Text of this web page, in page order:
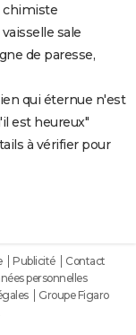
chimiste
sale
de paresse,
qui éternue n'est
est heureux"
à vérifier pour
Publicité
Contact
personnelles
Groupe Figaro